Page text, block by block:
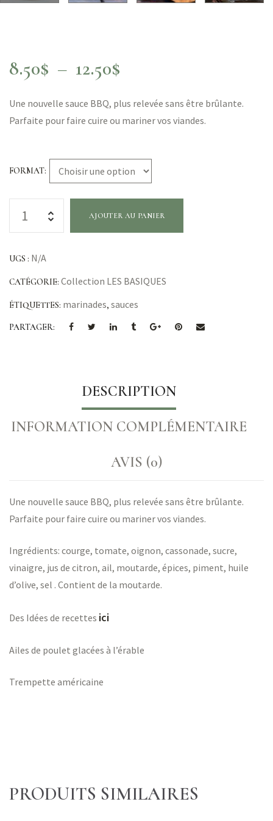
8.50$ – 12.50$
Une nouvelle sauce BBQ, plus relevée sans être brûlante.
Parfaite pour faire cuire ou mariner vos viandes.
FORMAT
AJOUTER AU PANIER
UGS : N/A
CATÉGORIE: Collection LES BASIQUES
ÉTIQUETTES: marinades, sauces
PARTAGER:
DESCRIPTION
INFORMATION COMPLÉMENTAIRE
AVIS (0)
Une nouvelle sauce BBQ, plus relevée sans être brûlante.
Parfaite pour faire cuire ou mariner vos viandes.
Ingrédients: courge, tomate, oignon, cassonade, sucre,
vinaigre, jus de citron, ail, moutarde, épices, piment, huile
d’olive, sel . Contient de la moutarde.
Des Idées de recettes ici
Ailes de poulet glacées à l’érable
Trempette américaine
PRODUITS SIMILAIRES